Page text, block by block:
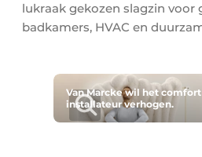
Evenement aanmelden
Nieuwsbrief
Podcasts
Algemeen
lukraak gekozen slagzin voor
badkamers, HVAC en
Van Marcke wil het
installateur verhogen.